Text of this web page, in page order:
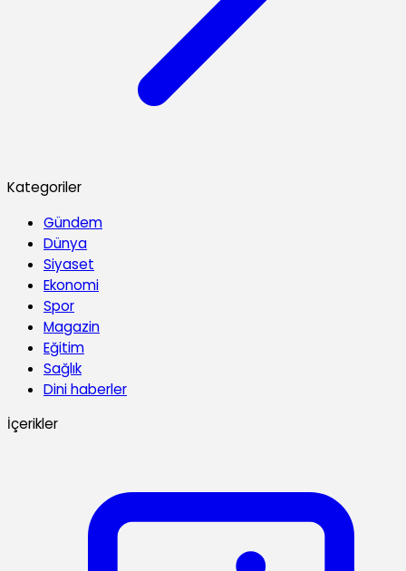
Kategoriler
Gündem
Dünya
Siyaset
Ekonomi
Spor
Magazin
Eğitim
Sağlık
Dini haberler
İçerikler